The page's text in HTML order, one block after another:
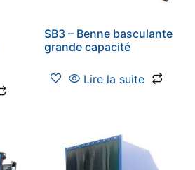
SB3 – Benne basculante
grande capacité
Lire la suite